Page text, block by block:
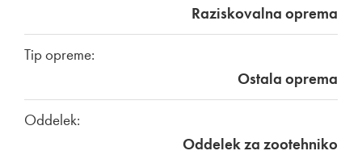
Raziskovalna oprema
Tip opreme:
Ostala oprema
Oddelek:
Oddelek za zootehniko